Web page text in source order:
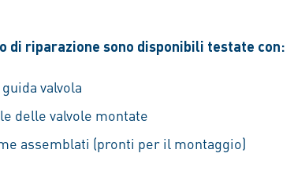
di riparazione sono disponibili testate con:
valvola
delle valvole montate
assemblati (pronti per il montaggio)